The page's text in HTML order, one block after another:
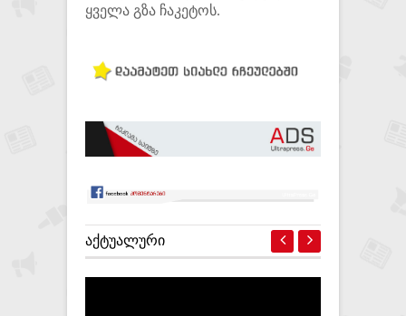
ყველა გზა ჩაკეტოს.
ᲐᲥᲢᲣᲐᲚᲣᲠᲘ